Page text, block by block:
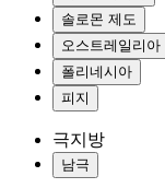
솔로몬 제도
오스트레일리아
폴리네시아
피지
극지방
남극